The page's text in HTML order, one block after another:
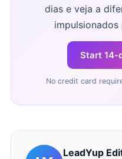
dias e veja a
Start 14-
No credit card
LeadYup